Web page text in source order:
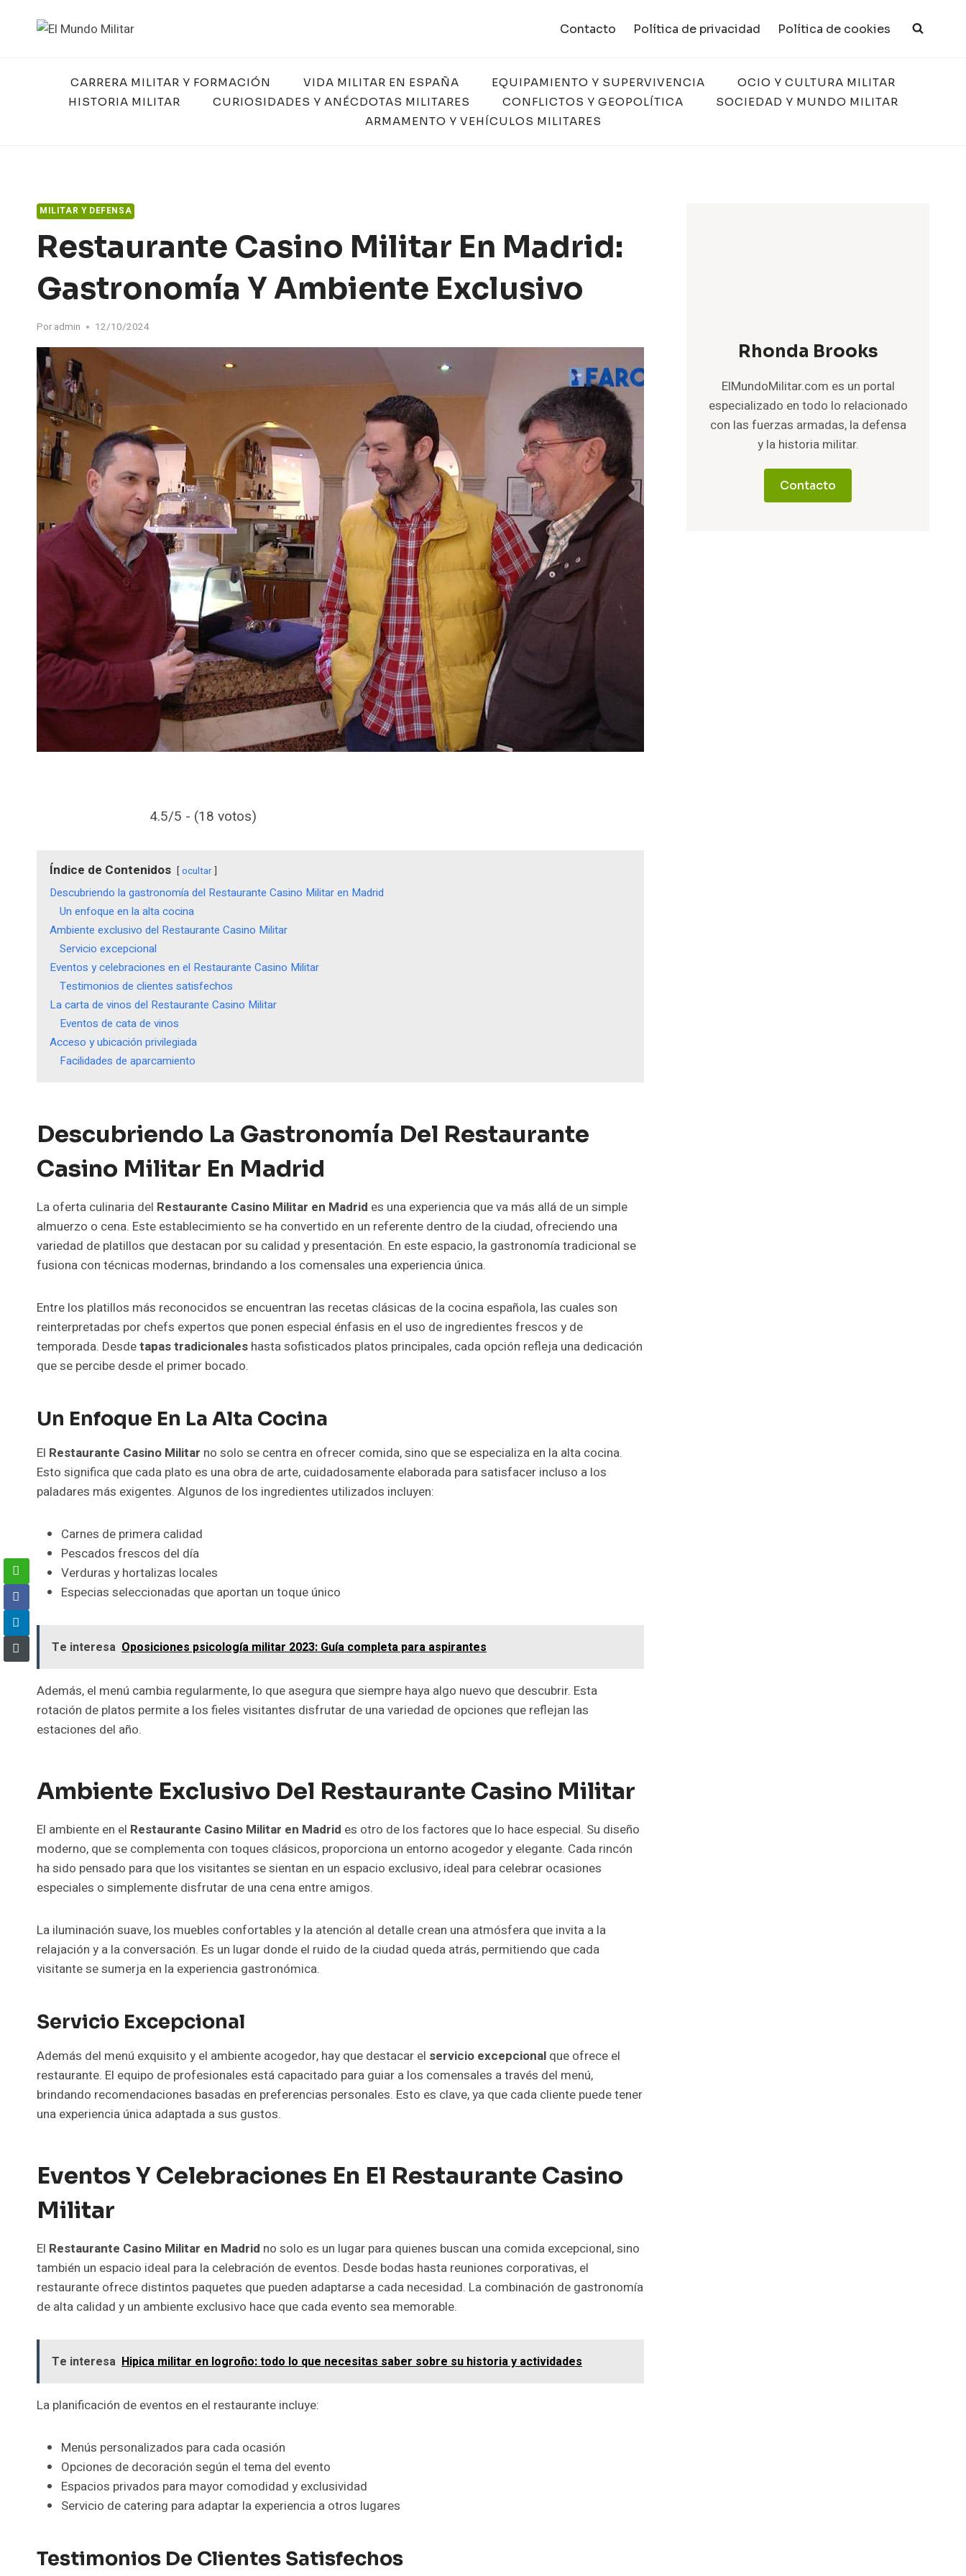
Contacto Política de privacidad Política de cookies
CARRERA MILITAR Y FORMACIÓN VIDA MILITAR EN ESPAÑA EQUIPAMIENTO Y SUPERVIVENCIA
OCIO Y CULTURA MILITAR
HISTORIA MILITAR
CURIOSIDADES Y ANÉCDOTAS MILITARES CONFLICTOS Y GEOPOLÍTICA
SOCIEDAD Y MUNDO MILITAR
ARMAMENTO Y VEHÍCULOS MILITARES
MILITAR Y DEFENSA
Restaurante Casino Militar En Madrid:
Gastronomía Y Ambiente Exclusivo
Por admin 12/10/2024
4.5/5 - (18 votos)
Índice de Contenidos ocultar
Descubriendo la gastronomía del Restaurante Casino Militar en Madrid
Un enfoque en la alta cocina
Ambiente exclusivo del Restaurante Casino Militar
Servicio excepcional
Eventos y celebraciones en el Restaurante Casino Militar
Testimonios de clientes satisfechos
La carta de vinos del Restaurante Casino Militar
Eventos de cata de vinos
Acceso y ubicación privilegiada
Facilidades de aparcamiento
Descubriendo La Gastronomía Del Restaurante
Casino Militar En Madrid
La oferta culinaria del Restaurante Casino Militar en Madrid es una experiencia que va más allá de un simple
almuerzo o cena. Este establecimiento se ha convertido en un referente dentro de la ciudad, ofreciendo una
variedad de platillos que destacan por su calidad y presentación. En este espacio, la gastronomía tradicional se
fusiona con técnicas modernas, brindando a los comensales una experiencia única.
Entre los platillos más reconocidos se encuentran las recetas clásicas de la cocina española, las cuales son
reinterpretadas por chefs expertos que ponen especial énfasis en el uso de ingredientes frescos y de
temporada. Desdetapas tradicionales hasta sofisticados platos principales, cada opción refleja una dedicación
que se percibe desde el primer bocado.
Un Enfoque En La Alta Cocina
El Restaurante Casino Militar no solo se centra en ofrecer comida, sino que se especializa en la alta cocina.
Esto significa que cada plato es una obra de arte, cuidadosamente elaborada para satisfacer incluso a los
paladares más exigentes. Algunos de los ingredientes utilizados incluyen:
Carnes de primera calidad
Pescados frescos del día
Verduras y hortalizas locales
Especias seleccionadas que aportan un toque único
Te interesa Oposiciones psicología militar 2023: Guía completa para aspirantes
Además, el menú cambia regularmente, lo que asegura que siempre haya algo nuevo que descubrir. Esta
rotación de platos permite a los fieles visitantes disfrutar de una variedad de opciones que reflejan las
estaciones del año.
Ambiente Exclusivo Del Restaurante Casino Militar
El ambiente en el Restaurante Casino Militar en Madrid es otro de los factores que lo hace especial. Su diseño
moderno, que se complementa con toques clásicos, proporciona un entorno acogedor y elegante. Cada rincón
ha sido pensado para que los visitantes se sientan en un espacio exclusivo, ideal para celebrar ocasiones
especiales o simplemente disfrutar de una cena entre amigos.
La iluminación suave, los muebles confortables y la atención al detalle crean una atmósfera que invita a la
relajación y a la conversación. Es un lugar donde el ruido de la ciudad queda atrás, permitiendo que cada
visitante se sumerja en la experiencia gastronómica.
Servicio Excepcional
Además del menú exquisito y el ambiente acogedor, hay que destacar el servicio excepcional que ofrece el
restaurante. El equipo de profesionales está capacitado para guiar a los comensales a través del menú,
brindando recomendaciones basadas en preferencias personales. Esto es clave, ya que cada cliente puede tener
una experiencia única adaptada a sus gustos.
Eventos Y Celebraciones En El Restaurante Casino
Militar
El Restaurante Casino Militar en Madrid no solo es un lugar para quienes buscan una comida excepcional, sino
también un espacio ideal para la celebración de eventos. Desde bodas hasta reuniones corporativas, el
restaurante ofrece distintos paquetes que pueden adaptarse a cada necesidad. La combinación de gastronomía
de alta calidad y un ambiente exclusivo hace que cada evento sea memorable.
Te interesa Hipica militar en logroño: todo lo que necesitas saber sobre su historia y actividades
La planificación de eventos en el restaurante incluye:
Menús personalizados para cada ocasión
Opciones de decoración según el tema del evento
Espacios privados para mayor comodidad y exclusividad
Servicio de catering para adaptar la experiencia a otros lugares
Testimonios De Clientes Satisfechos
Rhonda Brooks
ElMundoMilitar.com es un portal
especializado en todo lo relacionado
con las fuerzas armadas, la defensa
y la historia militar.
Contacto